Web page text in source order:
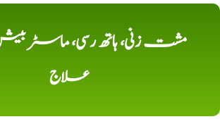
مشت زنی، ہاتھ رسی، ماسٹر بیشن
علاج